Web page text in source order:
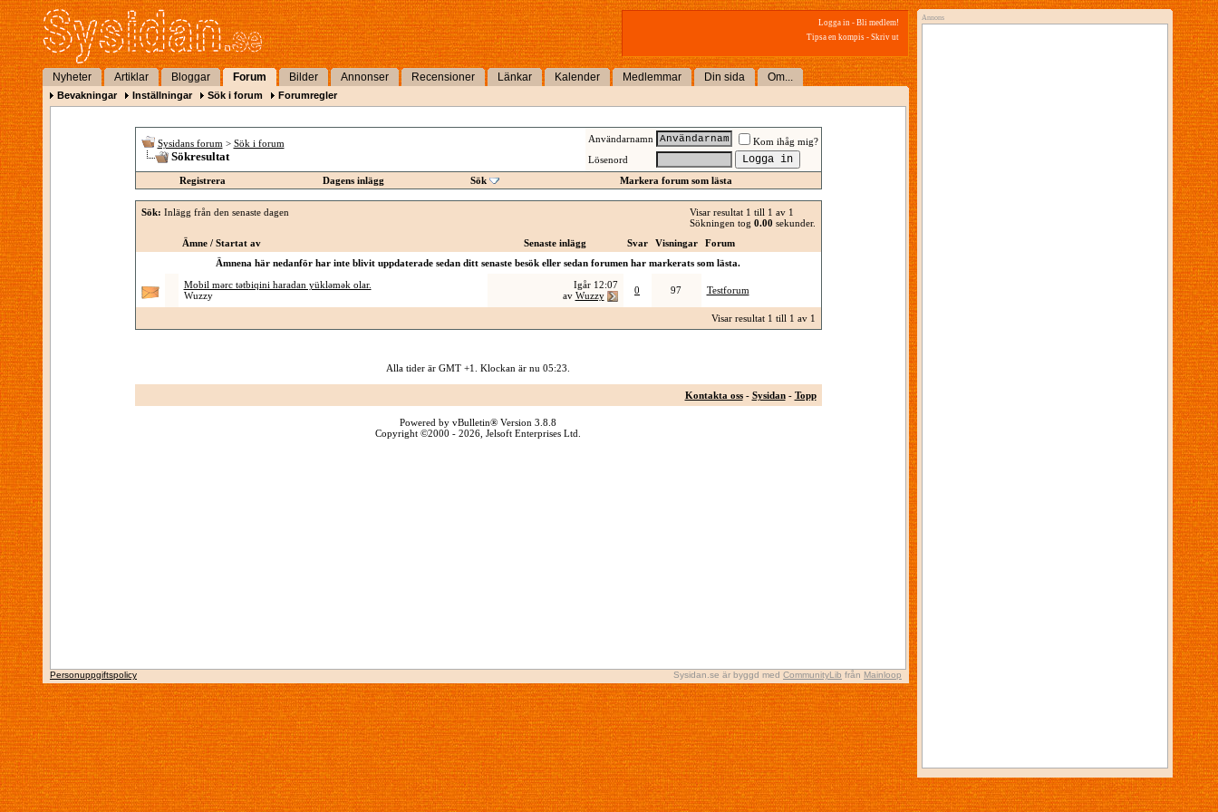
Logga in - Bli medlem!
Tipsa en kompis - Skriv ut
Nyheter Artiklar Bloggar Forum Bilder Annonser Recensioner Länkar Kalender Medlemmar Din sida Om...
Bevakningar Inställningar Sök i forum Forumregler
Sysidans forum > Sök i forum
Sökresultat
Användarnamn
Kom ihåg mig?
Lösenord
Registrera
Dagens inlägg Sök Markera forum som lästa
Visar resultat 1 till 1 av 1
Sökningen tog 0.00 sekunder.
Sök: Inlägg från den senaste dagen
Ämne / Startat av Senaste inlägg Svar Visningar
Forum
Ämnena här nedanför har inte blivit uppdaterade sedan ditt senaste besök eller sedan forumen har markerats som lästa.
Mobil mərc tətbiqini haradan yükləmək olar.
Wuzzy
Igår 12:07
av Wuzzy 0 97 Testforum
Visar resultat 1 till 1 av 1
Alla tider är GMT +1. Klockan är nu 05:23
Kontakta oss- Sysidan- Topp
Powered by vBulletin® Version 3.8.8
Copyright ©2000 - 2026, Jelsoft Enterprises Ltd.
Sysidan.se är byggd med CommunityLib från Mainloop
Personuppgiftspolicy
Annons